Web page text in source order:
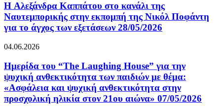
H Αλεξάνδρα Καππάτου στο κανάλι της
Ναυτεμπορικής στην εκπομπή της Νικόλ Ποφάντη
για το άγχος των εξετάσεων 28/05/2026
04.06.2026
Ημερίδα του “The Laughing House” για την
ψυχική ανθεκτικότητα των παιδιών με θέμα:
«Ασφάλεια και ψυχική ανθεκτικότητα στην
προσχολική ηλικία στον 21ου αιώνα» 07/05/2026